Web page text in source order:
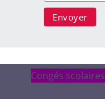
Congés scolaires